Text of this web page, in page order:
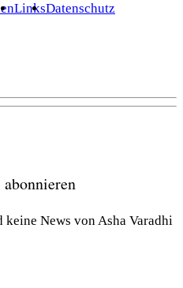
LinksDatenschutz
News von Asha Varadhi